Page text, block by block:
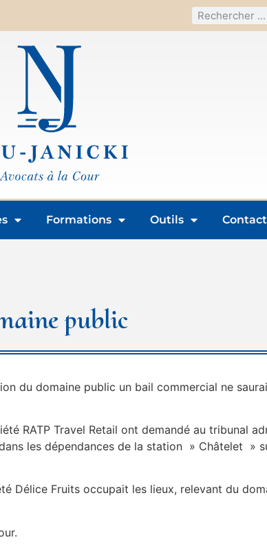
Formations Outils Contact
public
du domaine public un bail commercial ne
RATP Travel Retail ont demandé au tribunal
les dépendances de la station » Châtelet »
Délice Fruits occupait les lieux, relevant du